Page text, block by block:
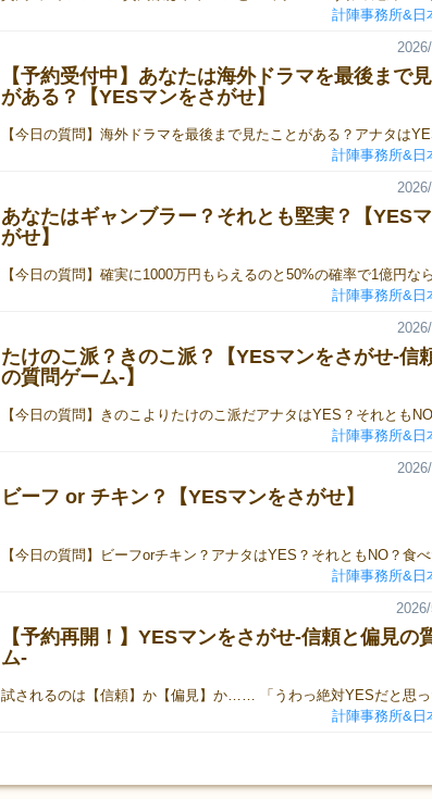
計陣事務所&日
【予約受付中】あなたは海外ドラマを最後まで
がある？【YESマンをさがせ】
計陣事務所&日
あなたはギャンブラー？それとも堅実？【YES
がせ】
計陣事務所&日
たけのこ派？きのこ派？【YESマンをさがせ-信
の質問ゲーム-】
計陣事務所&日
ビーフ or チキン？【YESマンをさがせ】
計陣事務所&日
【予約再開！】YESマンをさがせ-信頼と偏見の
ム-
計陣事務所&日